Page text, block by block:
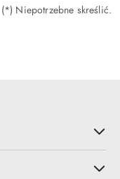
(*) Niepotrzebne skreślić.